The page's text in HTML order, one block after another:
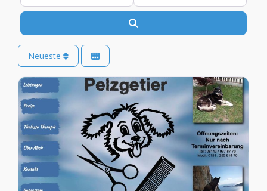
Neueste